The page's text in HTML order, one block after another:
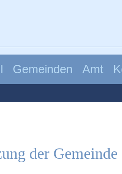
Gemeinden Amt
der Gemeinde